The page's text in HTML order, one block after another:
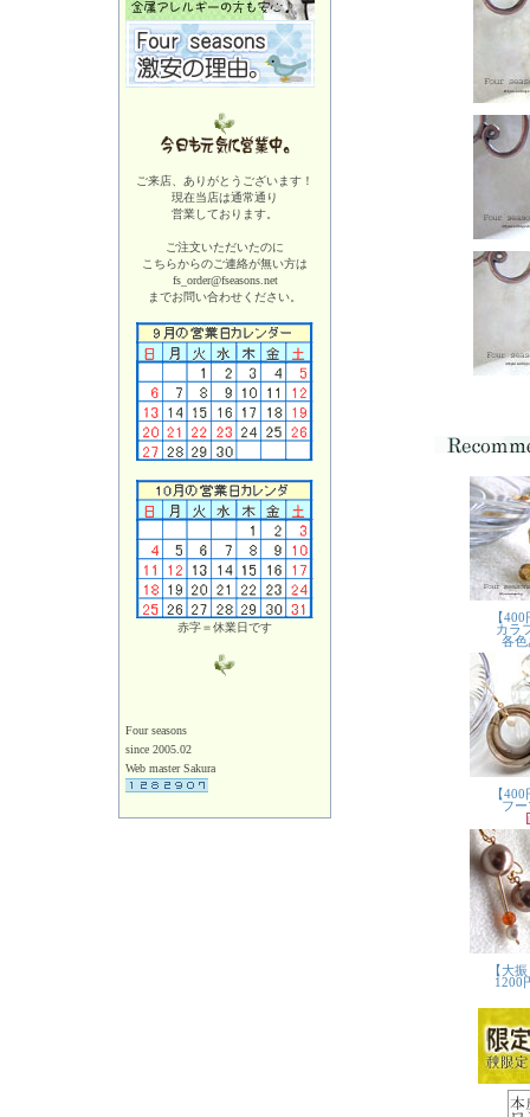
ご来店、ありがとうございます！
現在当店は通常通り
営業しております。
ご注文いただいたのに
こちらからのご連絡が無い方は
fs_order@fseasons.net
までお問い合わせください。
赤字＝休業日です
Four seasons
since 2005.02
Web master Sakura